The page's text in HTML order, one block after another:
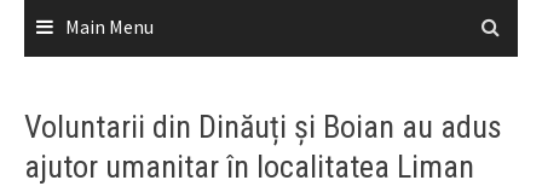
Main Menu
Voluntarii din Dinăuți și Boian au adus
ajutor umanitar în localitatea Liman